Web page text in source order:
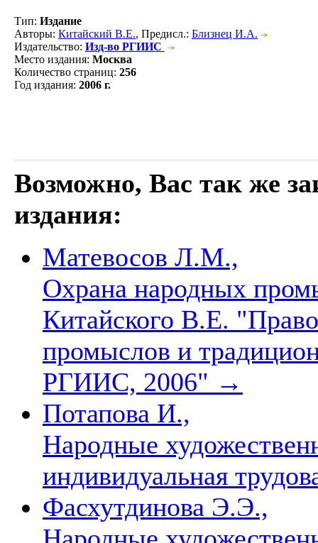
Тип: Издание
Авторы: Китайский В.Е., Предисл.: Близнец И.А.
Издательство: Изд-во РГИИС
Место издания: Москва
Количество страниц: 256
Год издания: 2006 г.
Возможно, Вас так же
издания:
Матевосов Л.М.,
Охрана народных
Китайского В.Е.
промыслов и
РГИИС, 2006" →
Потапова И.,
Народные
индивидуальная
Фасхутдинова Э.Э.,